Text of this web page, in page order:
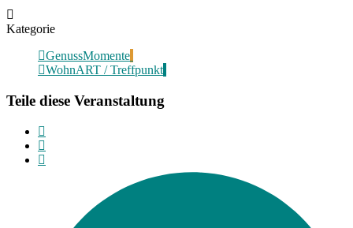
Kategorie
GenussMomente
WohnART / Treffpunkt
Teile diese Veranstaltung